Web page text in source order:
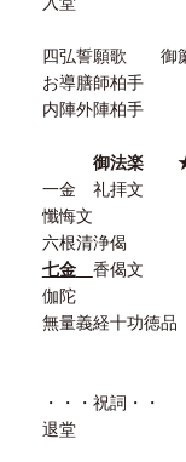
四弘誓願歌 御
お導膳師柏手
内陣外陣柏手
御法楽
一金 礼拝文
懺悔文
六根清浄偈
七金
香偈文
伽陀
無量義経十功徳品
・・・祝詞・・
退堂